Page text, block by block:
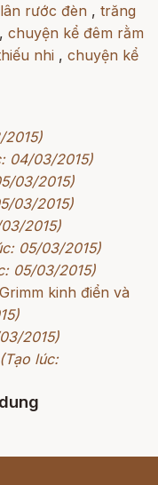
rước đèn , trăng
, chuyện kể đêm rằm
nhi , chuyện kể
04/03/2015)
03/2015)
03/2015)
2015)
05/03/2015)
05/03/2015)
kinh điển và
2015)
(Tạo lúc: